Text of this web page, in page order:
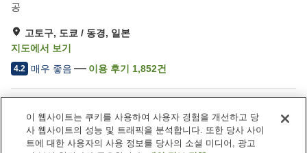
공
고토구, 도쿄 / 동경, 일본
지도에서 보기
4.2 매우 좋음 이용 후기 1,852건
주차장
레스토랑
바
카페
이 웹사이트는 쿠키를 사용하여 사용자 경험을 개선하고 당
사 웹사이트의 성능 및 트래픽을 분석합니다. 또한 당사 사이
트에 대한 사용자의 사용 정보를 당사의 소셜 미디어, 광고